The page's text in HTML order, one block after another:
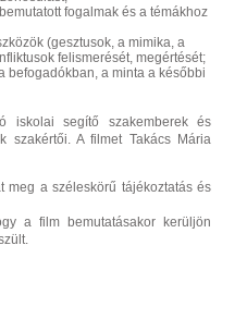
fogalmak és a témákhoz
(gesztusok, a mimika, a
felismerését, megértését;
befogadókban, a minta a későbbi
iskolai segítő szakemberek és
szakértői. A filmet Takács Mária
meg a széleskörű tájékoztatás és
a film bemutatásakor kerüljön